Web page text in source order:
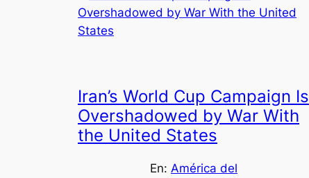
Iran’s World Cup Campaign Is
Overshadowed by War With
the United States
En: América del